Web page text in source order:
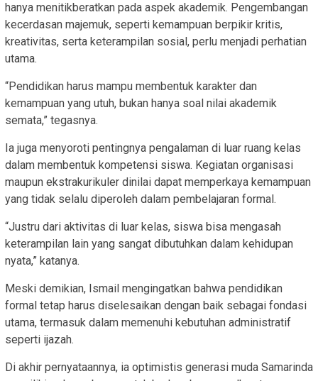
hanya menitikberatkan pada aspek akademik. Pengembangan
kecerdasan majemuk, seperti kemampuan berpikir kritis,
kreativitas, serta keterampilan sosial, perlu menjadi perhatian
utama.
“Pendidikan harus mampu membentuk karakter dan
kemampuan yang utuh, bukan hanya soal nilai akademik
semata,” tegasnya.
Ia juga menyoroti pentingnya pengalaman di luar ruang kelas
dalam membentuk kompetensi siswa. Kegiatan organisasi
maupun ekstrakurikuler dinilai dapat memperkaya kemampuan
yang tidak selalu diperoleh dalam pembelajaran formal.
“Justru dari aktivitas di luar kelas, siswa bisa mengasah
keterampilan lain yang sangat dibutuhkan dalam kehidupan
nyata,” katanya.
Meski demikian, Ismail mengingatkan bahwa pendidikan
formal tetap harus diselesaikan dengan baik sebagai fondasi
utama, termasuk dalam memenuhi kebutuhan administratif
seperti ijazah.
Di akhir pernyataannya, ia optimistis generasi muda Samarinda